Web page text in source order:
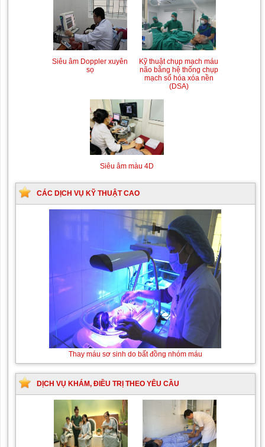
Siêu âm Doppler xuyên
sọ
Kỹ thuật chụp mạch máu
não bằng hệ thống chụp
mạch số hóa xóa nền
(DSA)
Siêu âm màu 4D
CÁC DỊCH VỤ KỸ THUẬT CAO
Thay máu sơ sinh do bất đồng nhóm máu
DỊCH VỤ KHÁM, ĐIỀU TRỊ THEO YÊU CẦU